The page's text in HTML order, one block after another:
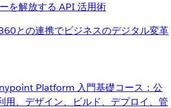
を解放する API 活用術
との連携でビジネスのデジタル変革
Platform 入門基礎コース：公
用、デザイン、ビルド、デプロイ、管